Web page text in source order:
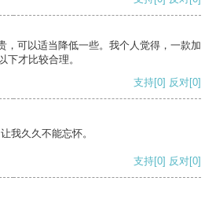
，可以适当降低一些。我个人觉得，一款加
下才比较合理。
支持[0] 反对[0]
我久久不能忘怀。
支持[0] 反对[0]